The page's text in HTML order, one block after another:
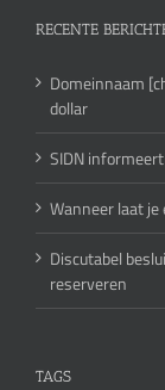
RECENTE
Domeinnaam
dollar
SIDN
Wanneer laat
Discutabel
reserveren
TAGS